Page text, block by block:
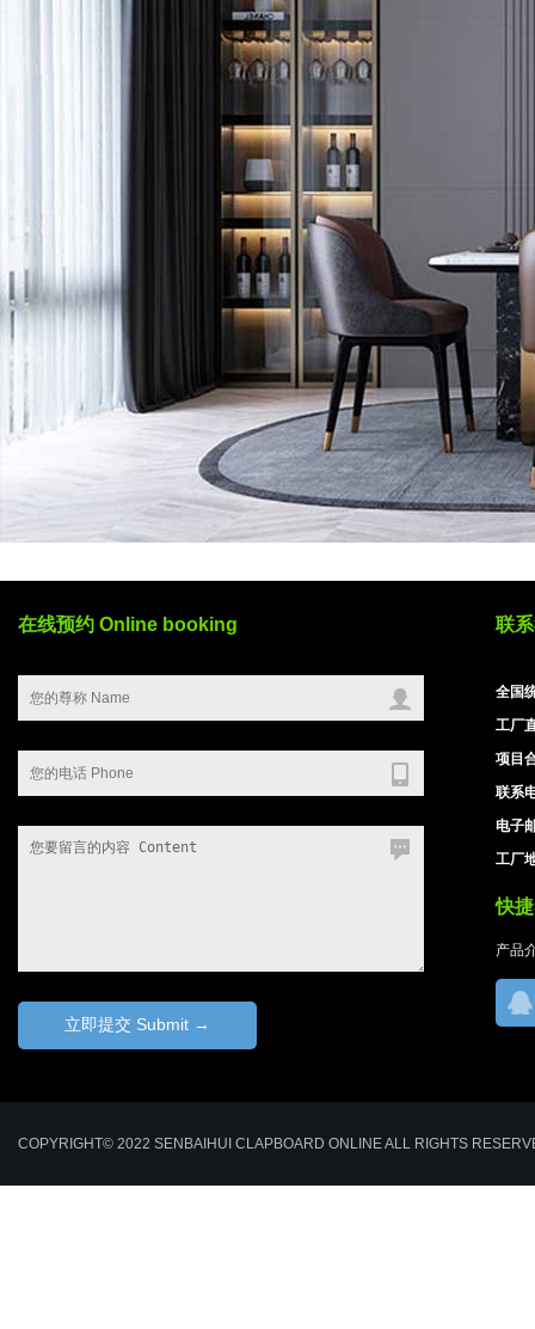
在线预约 Online booking 联
全国
工厂
项目
联系
电子
工厂
快
产品
COPYRIGHT© 2022 SENBAIHUI CLAPBOARD ONLINE ALL RIGHTS